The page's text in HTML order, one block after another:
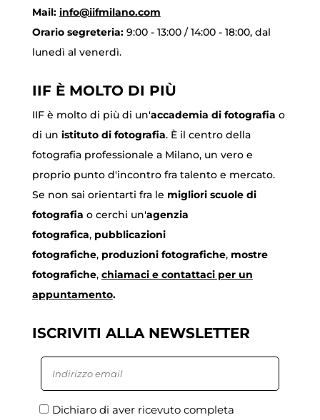
Mail: info@iifmilano.com
Orario segreteria: 9:00 - 13:00 / 14:00 - 18:00, dal
lunedì al venerdì.
IIF È MOLTO DI PIÙ
IIF è molto di più di un'accademia di fotografia o
di un istituto di fotografia. È il centro della
fotografia professionale a Milano, un vero e
proprio punto d'incontro fra talento e mercato.
Se non sai orientarti fra le migliori scuole di
fotografia o cerchi un'agenzia
fotografica, pubblicazioni
fotografiche, produzioni fotografiche, mostre
fotografiche, chiamacie contattaci per un
appuntamento.
ISCRIVITI ALLA NEWSLETTER
Dichiaro di aver ricevuto completa